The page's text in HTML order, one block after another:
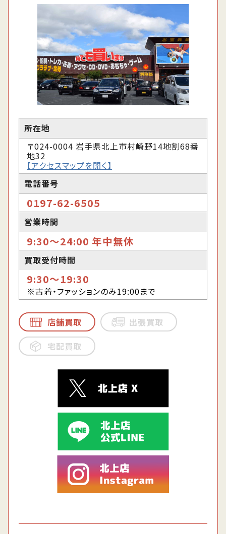
所在地
〒024-0004 岩手県北上市村崎野14地割68番
地32
【アクセスマップを開く】
電話番号
0197-62-6505
営業時間
9:30〜24:00 年中無休
買取受付時間
9:30〜19:30
※古着・ファッションのみ19:00まで
店舗買取
出張買取
宅配買取